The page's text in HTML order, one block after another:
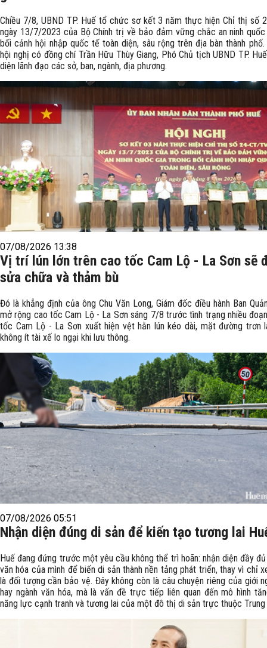
Chiều 7/8, UBND TP. Huế tổ chức sơ kết 3 năm thực hiện Chỉ thị số
ngày 13/7/2023 của Bộ Chính trị về bảo đảm vững chắc an ninh
bối cảnh hội nhập quốc tế toàn diện, sâu rộng trên địa bàn thành
hội nghị có đồng chí Trần Hữu Thùy Giang, Phó Chủ tịch UBND TP.
diện lãnh đạo các sở, ban, ngành, địa phương.
07/08/2026 13:38
Vị trí lún lớn trên cao tốc Cam Lộ - La Sơn sẽ
sửa chữa và thảm bù
Đó là khẳng định của ông Chu Văn Long, Giám đốc điều hành Ban
mở rộng cao tốc Cam Lộ - La Sơn sáng 7/8 trước tình trạng nhiều
tốc Cam Lộ - La Sơn xuất hiện vệt hằn lún kéo dài, mặt đường trơn
không ít tài xế lo ngại khi lưu thông.
07/08/2026 05:51
Nhận diện đúng di sản để kiến tạo tương lai
Huế đang đứng trước một yêu cầu không thể trì hoãn: nhận diện đầy
văn hóa của mình để biến di sản thành nền tảng phát triển, thay vì chỉ
là đối tượng cần bảo vệ. Đây không còn là câu chuyện riêng của giới
hay ngành văn hóa, mà là vấn đề trực tiếp liên quan đến mô hình
năng lực cạnh tranh và tương lai của một đô thị di sản trực thuộc